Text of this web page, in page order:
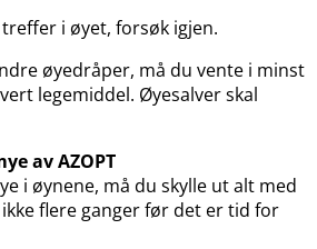
i øyet, forsøk igjen.
øyedråper, må du vente i minst
legemiddel. Øyesalver skal
av AZOPT
i øynene, må du skylle ut alt med
flere ganger før det er tid for